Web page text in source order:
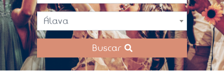
Álava
Buscar